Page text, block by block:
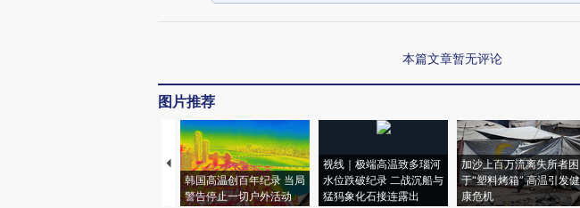
本篇文章暂无评论
图片推荐
韩国高温创百年纪录 当局
警告停止一切户外活动
视线｜极端高温致多瑙河
水位跌破纪录 二战沉船与
猛犸象化石接连露出
加沙上百万流离失所者困
于“塑料烤箱” 高温引发健
康危机